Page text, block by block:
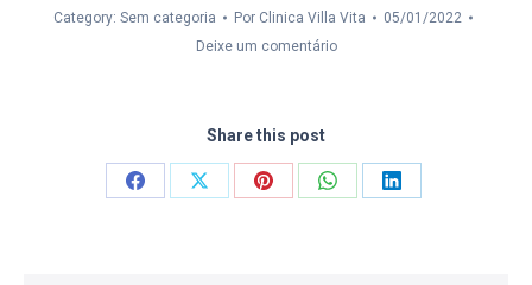
Category: Sem categoria Por Clinica Villa Vita
05/01/2022
Deixe um comentário
Share this post
CompartilharCompartilharCompartilharCompartilharCompartilhar